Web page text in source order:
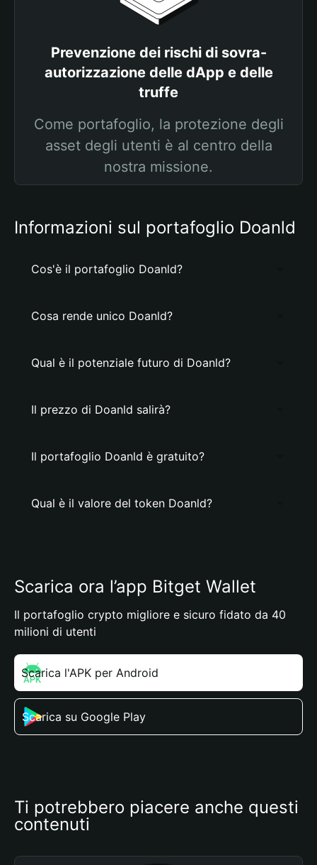
Prevenzione dei rischi di sovra-
autorizzazione delle dApp e delle
truffe
Come portafoglio, la protezione degli
asset degli utenti è al centro della
nostra missione.
Informazioni sul portafoglio Doanld
Cos'è il portafoglio Doanld?
Cosa rende unico Doanld?
Qual è il potenziale futuro di Doanld?
Il prezzo di Doanld salirà?
Il portafoglio Doanld è gratuito?
Qual è il valore del token Doanld?
Scarica ora l’app Bitget Wallet
Il portafoglio crypto migliore e sicuro fidato da 40
milioni di utenti
Scarica l'APK per Android
Scarica su Google Play
Ti potrebbero piacere anche questi
contenuti